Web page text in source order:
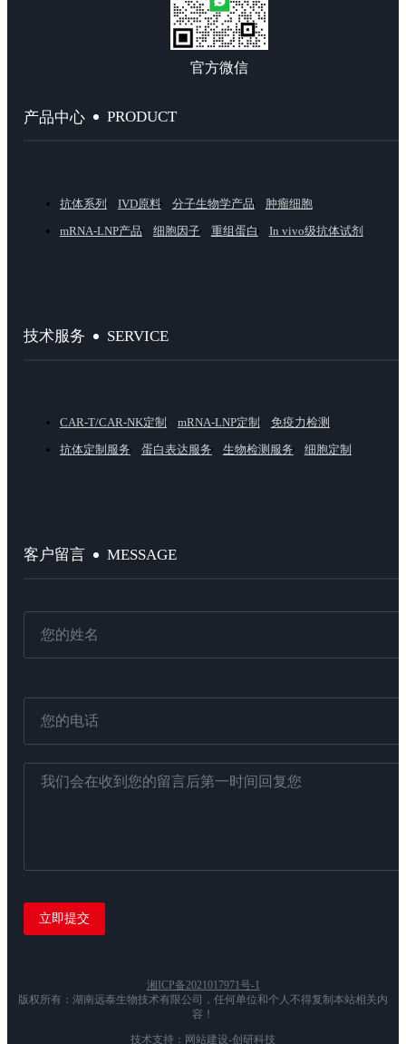
官方微信
产品中心 PRODUCT
抗体系列 IVD原料 分子生物学产品
肿瘤细胞
mRNA-LNP产品
细胞因子 重组蛋白 In vivo级抗体试剂
技术服务 SERVICE
CAR-T/CAR-NK定制 mRNA-LNP定制
免疫力检测
抗体定制服务
蛋白表达服务 生物检测服务 细胞定制
客户留言 MESSAGE
湘ICP备2021017971号-1
版权所有：湖南远泰生物技术有限公司，任何单位和个人不得复制本站相关内
容！
技术支持：网站建设-创研科技